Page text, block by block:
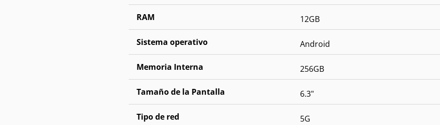
RAM 12GB
Sistema operativo Android
Memoria Interna 256GB
Tamaño de la Pantalla 6.3"
Tipo de red 5G